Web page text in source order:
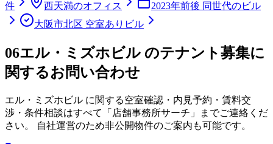
件
西天満のオフィス
2023年前後 同世代のビル
大阪市北区 空室ありビル
06エル・ミズホビル のテナント募集に
関するお問い合わせ
エル・ミズホビル に関する空室確認・内見予約・賃料交
渉・条件相談はすべて「店舗事務所サーチ」までご連絡くだ
さい。 自社運営のため非公開物件のご案内も可能です。